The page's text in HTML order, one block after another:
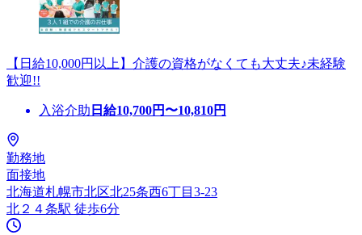
【日給10,000円以上】介護の資格がなくても大丈夫♪未経験
歓迎!!
入浴介助 日給10,700円〜10,810円
勤務地
面接地
北海道札幌市北区北25条西6丁目3-23
北２４条駅 徒歩6分